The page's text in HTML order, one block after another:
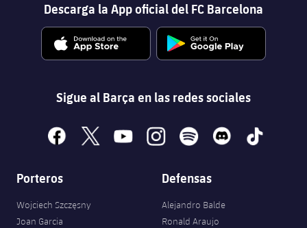
Descarga la App oficial del FC Barcelona
Sigue al Barça en las redes sociales
facebook
x youtubeinstagramspotify discord tiktok
Porteros
Wojciech Szczęsny
Joan Garcia
Defensas
Alejandro Balde
Ronald Araujo